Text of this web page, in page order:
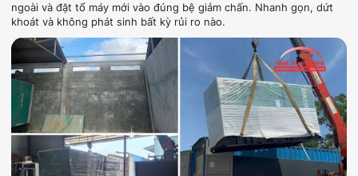
ngoài và đặt tổ máy mới vào đúng bệ giảm chấn. Nhanh gọn, dứt
khoát và không phát sinh bất kỳ rủi ro nào.